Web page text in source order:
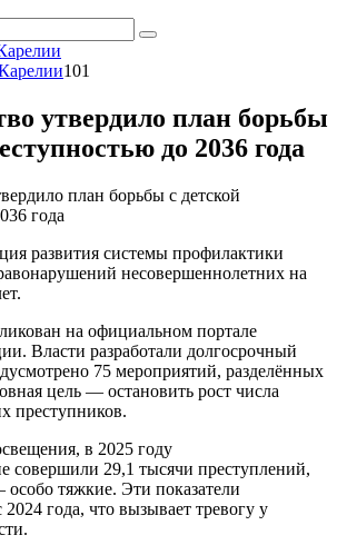
101
утвердило план борьбы
до 2036 года
развития системы профилактики
несовершеннолетних на
на официальном портале
Власти разработали долгосрочный
75 мероприятий, разделённых
цель — остановить рост числа
преступников.
в 2025 году
совершили 29,1 тысячи преступлений,
тяжкие. Эти показатели
года, что вызывает тревогу у